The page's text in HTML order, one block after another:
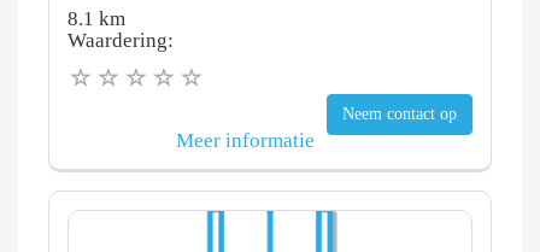
8.1 km
Waardering:
Neem contact op
Meer informatie